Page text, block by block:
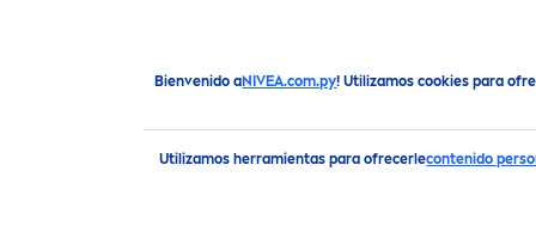
Bienvenido aNIVEA.com.py! Utilizamos cookies para
Utilizamos herramientas para ofrecerlecontenido
Consejos para el Cuidado de la Piel De